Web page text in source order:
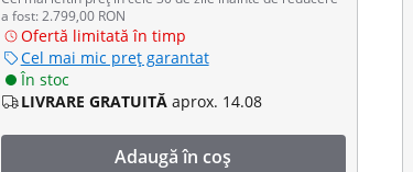
a fost: 2.799,00 RON
Ofertă limitată în timp
Cel mai mic preț garantat
În stoc
LIVRARE GRATUITĂ aprox. 14.08
Adaugă în coș